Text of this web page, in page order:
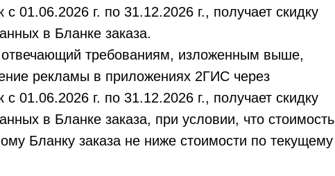
01.06.2026 г. по 31.12.2026 г., получает скидку
в Бланке заказа.
отвечающий требованиям, изложенным выше,
рекламы в приложениях 2ГИС через
01.06.2026 г. по 31.12.2026 г., получает скидку
в Бланке заказа, при условии, что стоимость
Бланку заказа не ниже стоимости по текущему